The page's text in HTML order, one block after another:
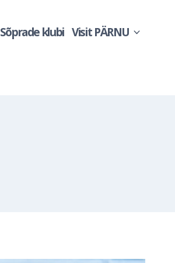
Sõprade klubi Visit PÄRNU